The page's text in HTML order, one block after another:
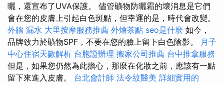
曬，還宣布了UVA保護。 儘管礦物防曬霜的壞消息是它們
會在您的皮膚上引起白色斑點，但幸運的是，時代會改變。
外牆 漏水 大里按摩服務推薦 外燴茶點 seo是什麼 如今，
品牌致力於礦物SPF，不要在您的臉上留下白色陰影。 月子
中心住宿天數解析 台胞證辦理 搬家公司推薦 台中推拿服務
但是，如果您仍然為此擔心，那麼在化妝之前，應該有一點
留下來進入皮膚。 台北會計師 法令紋醫美 詳細實用的